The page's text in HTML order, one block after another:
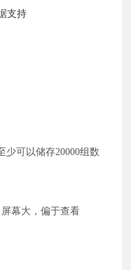
支持
少可以储存20000组数
幕大，偏于查看